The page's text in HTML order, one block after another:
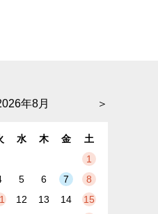
＞
年8月
水 木 金
土
1
5 6 7
8
12 13 14 15